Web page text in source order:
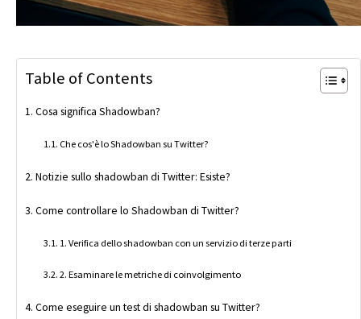
Table of Contents
Cosa significa Shadowban?
Che cos'è lo Shadowban su Twitter?
Notizie sullo shadowban di Twitter: Esiste?
Come controllare lo Shadowban di Twitter?
1. Verifica dello shadowban con un servizio di terze parti
2. Esaminare le metriche di coinvolgimento
Come eseguire un test di shadowban su Twitter?